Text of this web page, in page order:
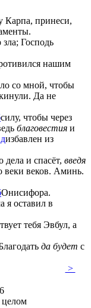
Карпа, принеси,
Господь
нашим
со мной, чтобы
Да не
силу, чтобы через
благовестия и
дизбавлен из
дела и спасёт, введя
веки веков. Аминь.
Онисифора.
я оставил в
тебя Эвбул, а
да будет с
>
целом